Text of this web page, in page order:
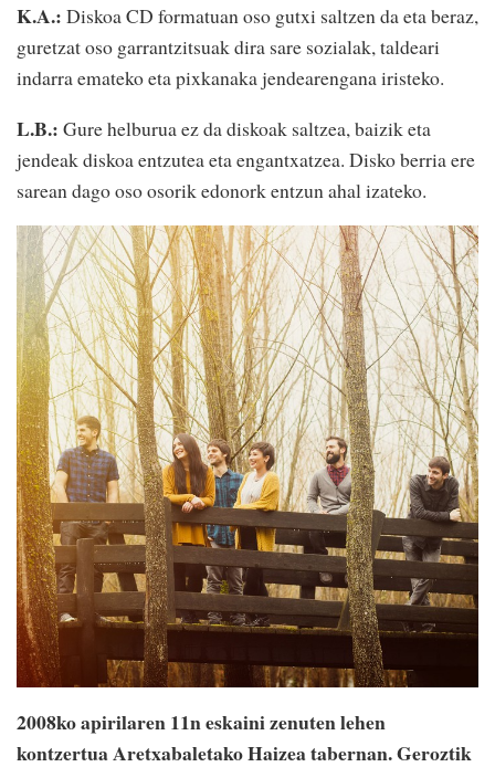
K.A.: Diskoa CD formatuan oso gutxi saltzen da eta beraz,
guretzat oso garrantzitsuak dira sare sozialak, taldeari
indarra emateko eta pixkanaka jendearengana iristeko.
L.B.: Gure helburua ez da diskoak saltzea, baizik eta
jendeak diskoa entzutea eta engantxatzea. Disko berria ere
sarean dago oso osorik edonork entzun ahal izateko.
2008ko apirilaren 11n eskaini zenuten lehen
kontzertua Aretxabaletako Haizea tabernan. Geroztik